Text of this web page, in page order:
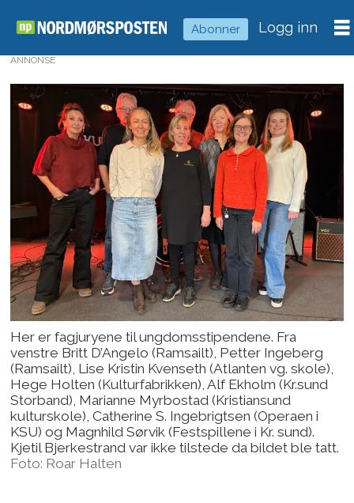
Abonner Logg inn
ANNONSE
Her er fagjuryene til ungdomsstipendene. Fra
venstre Britt D’Angelo (Ramsailt), Petter Ingeberg
(Ramsailt), Lise Kristin Kvenseth (Atlanten vg. skole),
Hege Holten (Kulturfabrikken), Alf Ekholm (Kr.sund
Storband), Marianne Myrbostad (Kristiansund
kulturskole), Catherine S. Ingebrigtsen (Operaen i
KSU) og Magnhild Sørvik (Festspillene i Kr. sund).
Kjetil Bjerkestrand var ikke tilstede da bildet ble tatt.
Foto: Roar Halten